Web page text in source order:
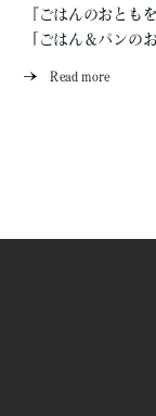
『ごはんのおとも
「ごはん＆パンの
Read more